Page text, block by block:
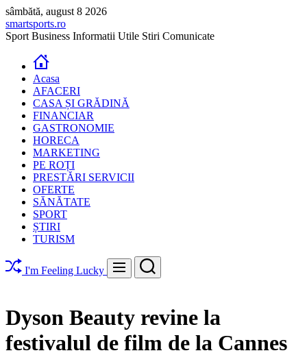
Skip
to
content
sâmbătă, august 8 2026
smartsports.ro
Sport Business Informatii Utile Stiri Comunicate
Acasa
AFACERI
CASA ȘI GRĂDINĂ
FINANCIAR
GASTRONOMIE
HORECA
MARKETING
PE ROȚI
PRESTĂRI SERVICII
OFERTE
SĂNĂTATE
SPORT
ȘTIRI
TURISM
I'm Feeling Lucky Menu Search
Dyson Beauty revine la
festivalul de film de la Cannes